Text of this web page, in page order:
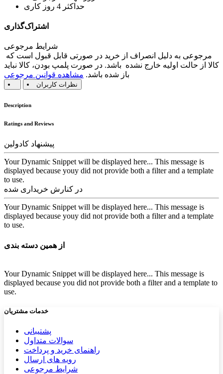
حداکثر 4 روز کاری
اشتراک‌گذاری
شرایط مرجوعی
کالا از حالت اولیه خارج نشده باشد. در صورت پلمپ بودن، کالا نباید
باز شده باشد. مشاهده قوانین مرجوعی
نظرات کاربران
Description
Ratings and Reviews
پیشنهاد کادولین
Your Dynamic Snippet will be displayed here... This message is
displayed because youy did not provide both a filter and a template
to use.
در کنارش خریداری شده
Your Dynamic Snippet will be displayed here... This message is
displayed because youy did not provide both a filter and a template
to use.
از همین دسته بندی
Your Dynamic Snippet will be displayed here... This message is
displayed because you did not provide both a filter and a template to
use.
خدمات مشتریان
پشتیب​​انی
سوالات متداول
راهنمای خرید و پرداخت
رویه های ارسال
شرایط مرجوعی